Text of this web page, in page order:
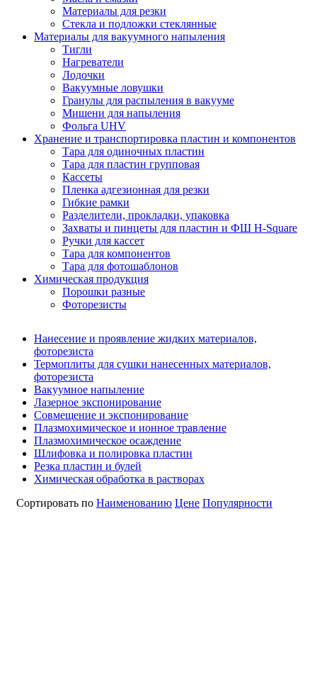
Материалы для резки
Стекла и подложки стеклянные
Материалы для вакуумного напыления
Тигли
Нагреватели
Лодочки
Вакуумные ловушки
Гранулы для распыления в вакууме
Мишени для напыления
Фольга UHV
Хранение и транспортировка пластин и компонентов
Тара для одиночных пластин
Тара для пластин групповая
Кассеты
Пленка адгезионная для резки
Гибкие рамки
Разделители, прокладки, упаковка
Захваты и пинцеты для пластин и ФШ H-Square
Ручки для кассет
Тара для компонентов
Тара для фотошаблонов
Химическая продукция
Порошки разные
Фоторезисты
Нанесение и проявление жидких материалов,
фоторезиста
Термоплиты для сушки нанесенных материалов,
фоторезиста
Вакуумное напыление
Лазерное экспонирование
Совмещение и экспонирование
Плазмохимическое и ионное травление
Плазмохимическое осаждение
Шлифовка и полировка пластин
Резка пластин и булей
Химическая обработка в растворах
Сортировать по Наименованию Цене Популярности